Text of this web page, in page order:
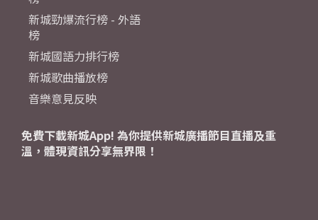
新城勁爆流行榜 - 外語
榜
新城國語力排行榜
新城歌曲播放榜
音樂意見反映
免費下載新城App! 為你提供新城廣播節目直播及重
溫，體現資訊分享無界限！